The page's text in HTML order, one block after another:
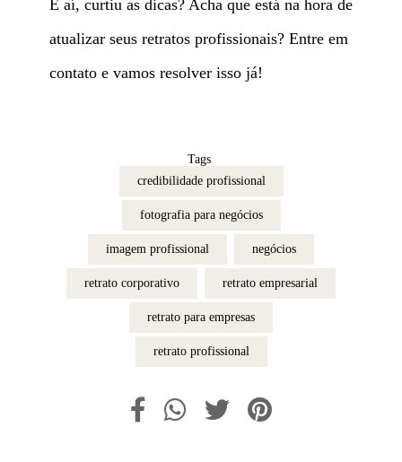
E aí, curtiu as dicas? Acha que está na hora de
atualizar seus retratos profissionais? Entre em
contato e vamos resolver isso já!
Tags
credibilidade profissional
fotografia para negócios
imagem profissional negócios
retrato corporativo retrato empresarial
retrato para empresas
retrato profissional